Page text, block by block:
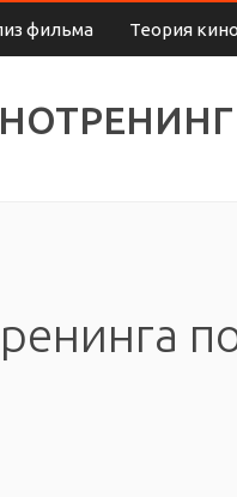
фильма Теория